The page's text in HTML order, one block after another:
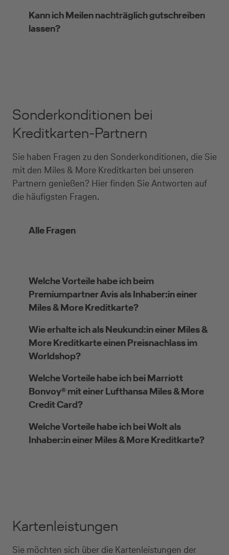
Kann ich Meilen nachträglich gutschreiben
lassen?
Sonderkonditionen bei
Kreditkarten-Partnern
Sie haben Fragen zu den Sonderkonditionen, die Sie
mit den Miles & More Kreditkarten bei unseren
Partnern genießen? Hier finden Sie Antworten auf
die häufigsten Fragen.
Alle Fragen
Welche Vorteile habe ich beim
Premiumpartner Avis als Inhaber:in einer
Miles & More Kreditkarte?
Wie erhalte ich als Neukund:in einer Miles &
More Kreditkarte einen Preisnachlass im
Worldshop?
Welche Vorteile habe ich bei Marriott
Bonvoy® mit einer Lufthansa Miles & More
Credit Card?
Welche Vorteile habe ich bei Wolt als
Inhaber:in einer Miles & More Kreditkarte?
Kartenleistungen
Sie möchten sich über die Kartenleistungen der